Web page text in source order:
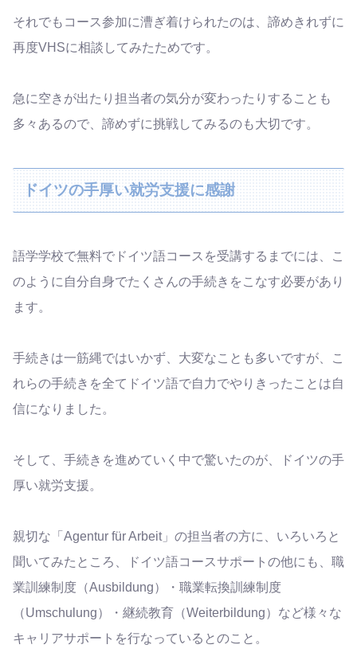
それでもコース参加に漕ぎ着けられたのは、諦めきれずに
再度VHSに相談してみたためです。
急に空きが出たり担当者の気分が変わったりすることも
多々あるので、諦めずに挑戦してみるのも大切です。
ドイツの手厚い就労支援に感謝
語学学校で無料でドイツ語コースを受講するまでには、こ
のように自分自身でたくさんの手続きをこなす必要があり
ます。
手続きは一筋縄ではいかず、大変なことも多いですが、こ
れらの手続きを全てドイツ語で自力でやりきったことは自
信になりました。
そして、手続きを進めていく中で驚いたのが、ドイツの手
厚い就労支援。
親切な「Agentur für Arbeit」の担当者の方に、いろいろと
聞いてみたところ、ドイツ語コースサポートの他にも、職
業訓練制度（Ausbildung）・職業転換訓練制度
（Umschulung）・継続教育（Weiterbildung）など様々な
キャリアサポートを行なっているとのこと。